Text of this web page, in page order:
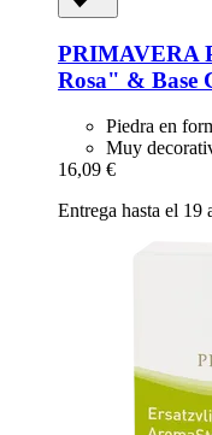
PRIMAVERA
Rosa" & Base
Piedra en
Muy
16,09 €
Entrega hasta el 19